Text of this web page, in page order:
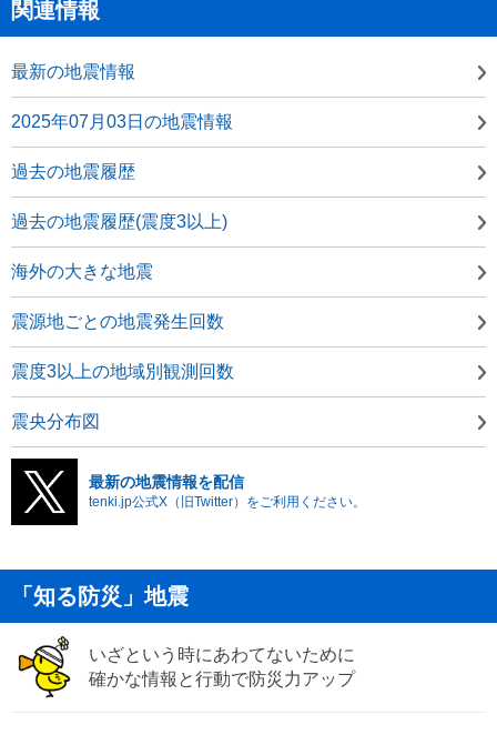
関連情報
最新の地震情報
2025年07月03日の地震情報
過去の地震履歴
過去の地震履歴(震度3以上)
海外の大きな地震
震源地ごとの地震発生回数
震度3以上の地域別観測回数
震央分布図
最新の地震情報を配信
tenki.jp公式X（旧Twitter）をご利用ください。
「知る防災」地震
いざという時にあわてないために
確かな情報と行動で防災力アップ